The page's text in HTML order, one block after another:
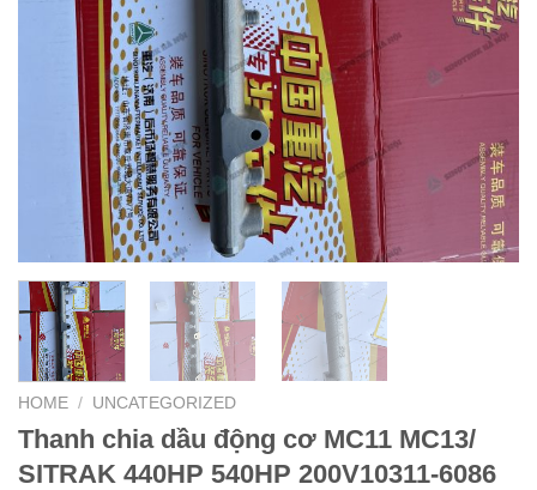
HOME / UNCATEGORIZED
Thanh chia dầu động cơ MC11 MC13/
SITRAK 440HP 540HP 200V10311-6086